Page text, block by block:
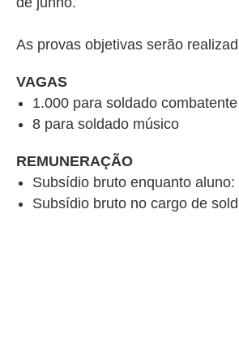
As provas objetivas serão
VAGAS
1.000 para soldado combatente
8 para soldado músico
REMUNERAÇÃO
Subsídio bruto enquanto
Subsídio bruto no cargo de